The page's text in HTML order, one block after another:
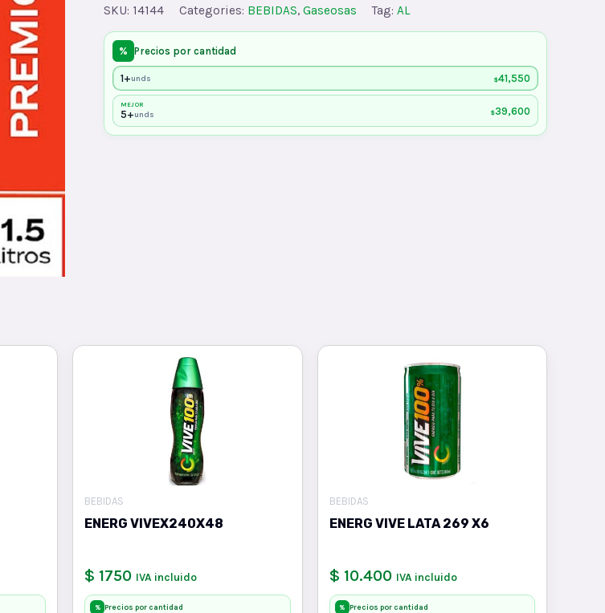
SKU: 14144 Categories: BEBIDAS, Gaseosas Tag: AL
% Precios por cantidad
1+unds $41,550
MEJOR
5+unds $39,600
BEBIDAS
ENERG VIVEX240X48
$ 1750 IVA incluido
% Precios por cantidad
BEBIDAS
ENERG VIVE LATA 269 X6
$ 10.400 IVA incluido
% Precios por cantidad